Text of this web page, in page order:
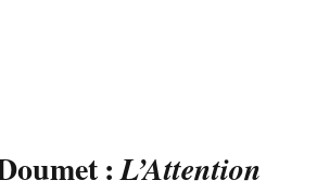
:L’Attention